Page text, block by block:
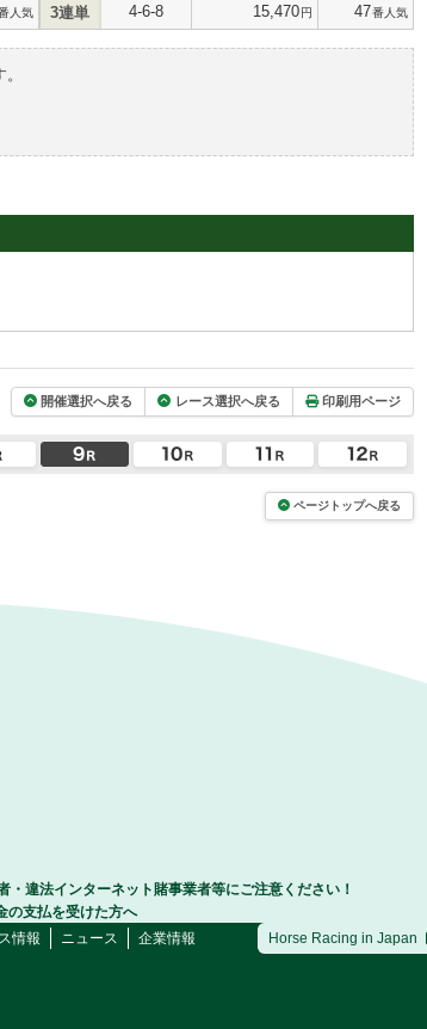
人気 3連単 4-6-8 15,470円 47番人気
開催選択へ戻る レース選択へ戻る 印刷用ページ
ページトップへ戻る
・違法インターネット賭事業者等にご注意ください！
の支払を受けた方へ
情報 ニュース 企業情報 Horse Racing in Japan